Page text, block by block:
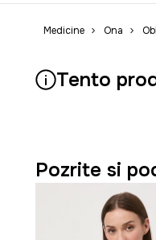
Medicine Ona
Tento
Pozrite si